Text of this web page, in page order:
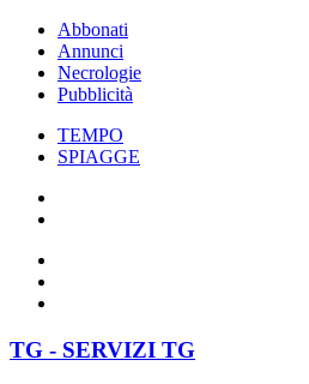
Abbonati
Annunci
Necrologie
Pubblicità
TEMPO
SPIAGGE
TG - SERVIZI TG